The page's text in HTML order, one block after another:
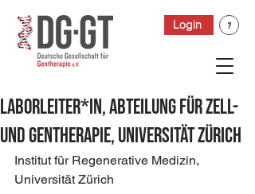
Login
Laborleiter*in, Abteilung für Zell-
und Gentherapie, Universität Zürich
Institut für Regenerative Medizin,
Universität Zürich